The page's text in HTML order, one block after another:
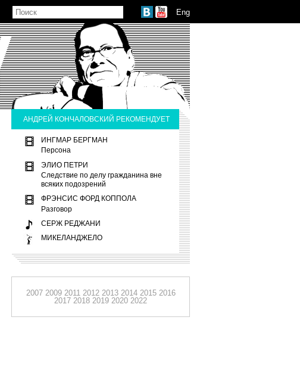
Eng
АНДРЕЙ КОНЧАЛОВСКИЙ РЕКОМЕНДУЕТ
ИНГМАР БЕРГМАН
Персона
ЭЛИО ПЕТРИ
Следствие по делу гражданина вне
всяких подозрений
ФРЭНСИС ФОРД КОППОЛА
Разговор
СЕРЖ РЕДЖАНИ
МИКЕЛАНДЖЕЛО
2007 2009 2011 2012 2013 2014 2015 2016
2017 2018 2019 2020 2022